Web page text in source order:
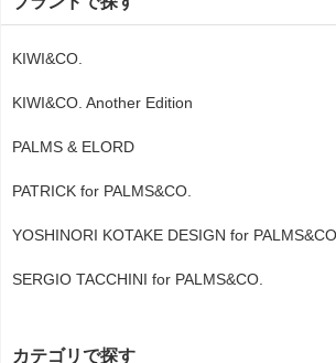
KIWI&CO.
KIWI&CO. Another Edition
PALMS & ELORD
PATRICK for PALMS&CO.
YOSHINORI KOTAKE DESIGN for PALMS&CO.
SERGIO TACCHINI for PALMS&CO.
カテゴリで探す